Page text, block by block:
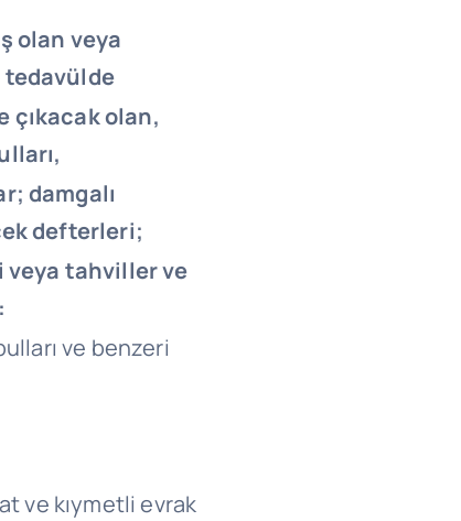
olan veya
tedavülde
çıkacak olan,
damgalı
defterleri;
veya tahviller ve
ve benzeri
ve kıymetli evrak